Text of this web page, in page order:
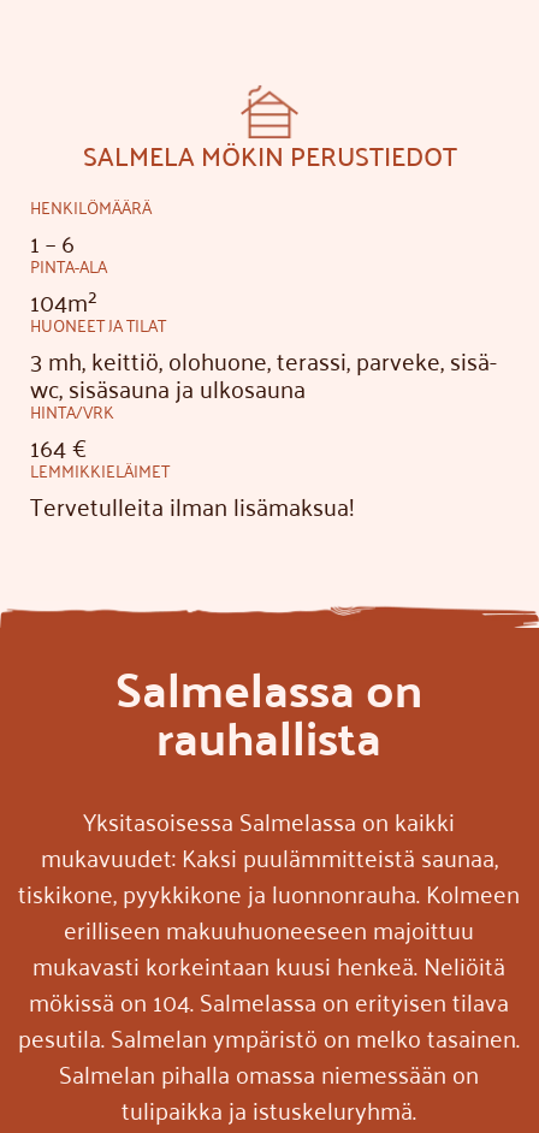
SALMELA MÖKIN PERUSTIEDOT
HENKILÖMÄÄRÄ
1 – 6
PINTA-ALA
104m²
HUONEET JA TILAT
3 mh, keittiö, olohuone, terassi, parveke, sisä-
wc, sisäsauna ja ulkosauna
HINTA/VRK
164 €
LEMMIKKIELÄIMET
Tervetulleita ilman lisämaksua!
Salmelassa on
rauhallista
Yksitasoisessa Salmelassa on kaikki
mukavuudet: Kaksi puulämmitteistä saunaa,
tiskikone, pyykkikone ja luonnonrauha. Kolmeen
erilliseen makuuhuoneeseen majoittuu
mukavasti korkeintaan kuusi henkeä. Neliöitä
mökissä on 104. Salmelassa on erityisen tilava
pesutila. Salmelan ympäristö on melko tasainen.
Salmelan pihalla omassa niemessään on
tulipaikka ja istuskeluryhmä.